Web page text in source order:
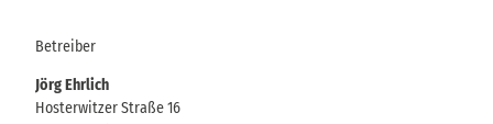
Betreiber
Jörg Ehrlich
Hosterwitzer Straße 16